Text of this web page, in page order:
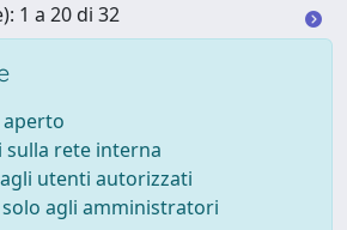
1 a 20 di 32
aperto
rete interna
utenti autorizzati
agli amministratori